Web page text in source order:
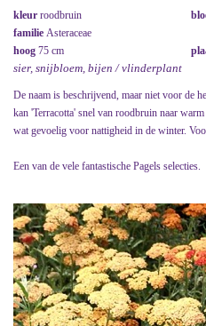
kleur roodbruin
familie Asteraceae
hoog 75 cm
sier, snijbloem, bijen / vlinderplant
De naam is beschrijvend, maar niet voor de
kan 'Terracotta' snel van roodbruin naar
wat gevoelig voor nattigheid in de winter.
Een van de vele fantastische Pagels selecties.